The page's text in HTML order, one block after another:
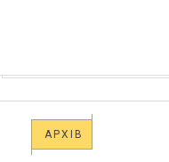
АРХІВ